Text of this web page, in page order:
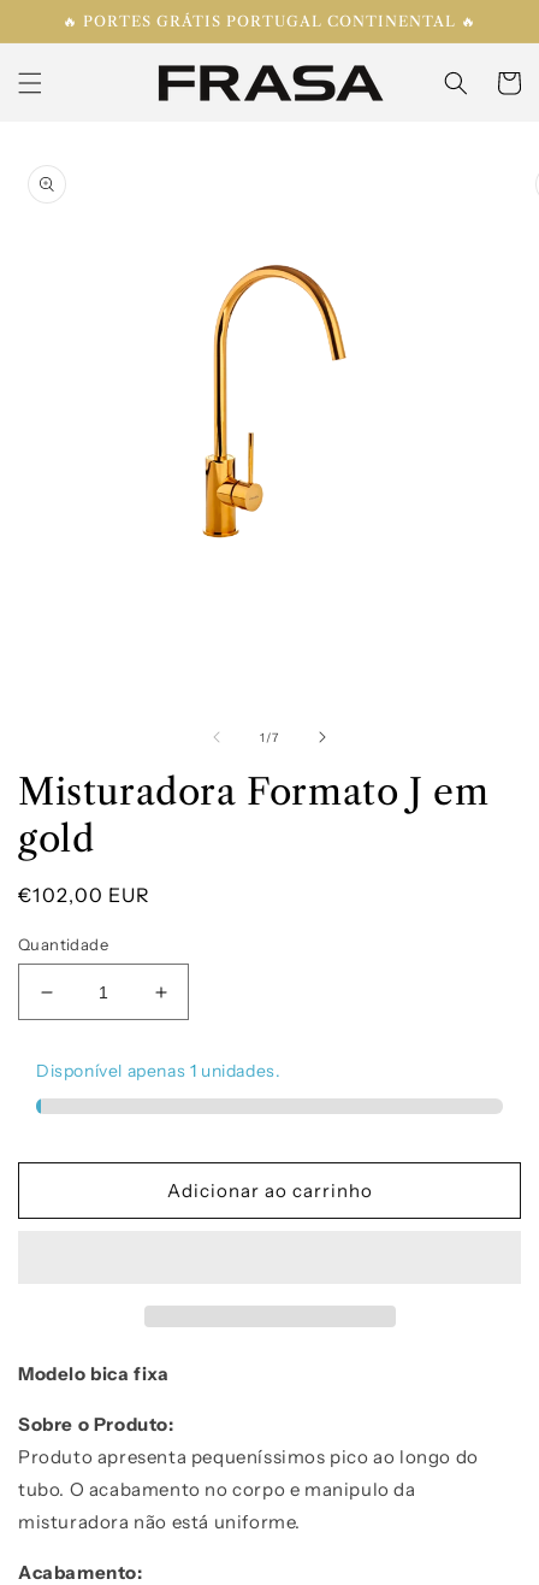
para o
conteúdo
🔥 PORTES GRÁTIS PORTUGAL CONTINENTAL 🔥
informação
1 /de
7
Misturadora Formato J em
gold
Preço
€102,00 EUR
Quantidade
Diminuir
a
de
Misturadora
Aumentar
a
de
Misturadora
em
gold
Disponível apenas 1 unidades.
Adicionar ao carrinho
Modelo bica fixa
Sobre o Produto:
Produto apresenta pequeníssimos pico ao longo do
tubo. O acabamento no corpo e manipulo da
misturadora não está uniforme.
Acabamento: